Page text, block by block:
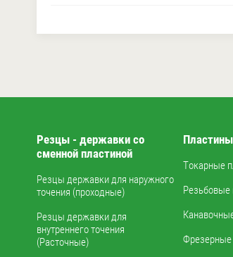
Резцы - державки со
сменной пластиной
Резцы державки для наружного
точения (проходные)
Резцы державки для
внутреннего точения
(Расточные)
Токарные
Резьбовые
Фрезерные